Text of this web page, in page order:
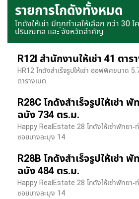
รายการโกดังทั้งหมด
โกดังให้เช่า มีทุกทำเลให้เลือก กว่า 30
ปริมณฑล และ จังหวัดสำคัญ
R12I สำนักงานให้เช่า 41 ตาร
HR12 โกดังสำเร็จรูปให้เช่า ออฟฟิศขนาด
ตารางเมต
R28C โกดังสำเร็จรูปให้เช่า
ฉบัง 734 ตร.ม.
Happy RealEstate 28 โกดังให้เช่าพัทยา
ซอยบางละมุง 14
R28B โกดังสำเร็จรูปให้เช่า
ฉบัง 484 ตร.ม.
Happy RealEstate 28 โกดังให้เช่าพัทยา
ซอยบางละมุง 14